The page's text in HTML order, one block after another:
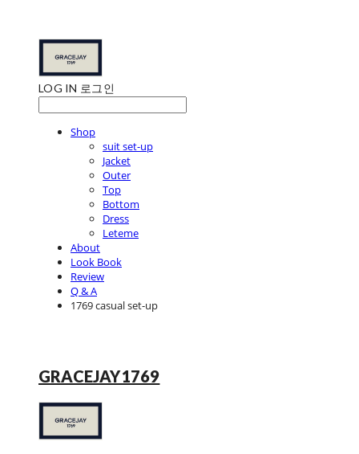
LOG IN 로그인
Shop
suit set-up
Jacket
Outer
Top
Bottom
Dress
Leteme
About
Look Book
Review
Q & A
1769 casual set-up
GRACEJAY1769